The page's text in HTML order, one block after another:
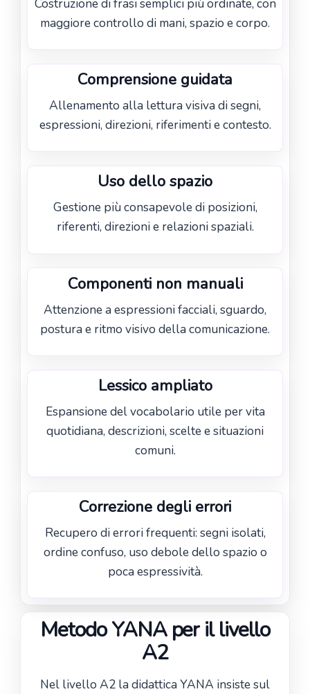
Costruzione di frasi semplici più ordinate, con
maggiore controllo di mani, spazio e corpo.
Comprensione guidata
Allenamento alla lettura visiva di segni,
espressioni, direzioni, riferimenti e contesto.
Uso dello spazio
Gestione più consapevole di posizioni,
riferenti, direzioni e relazioni spaziali.
Componenti non manuali
Attenzione a espressioni facciali, sguardo,
postura e ritmo visivo della comunicazione.
Lessico ampliato
Espansione del vocabolario utile per vita
quotidiana, descrizioni, scelte e situazioni
comuni.
Correzione degli errori
Recupero di errori frequenti: segni isolati,
ordine confuso, uso debole dello spazio o
poca espressività.
Metodo YANA per il livello
A2
Nel livello A2 la didattica YANA insiste sul